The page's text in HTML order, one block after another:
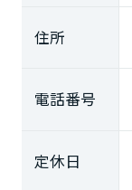
住所
電話番号
定休日
熊本県
大分県
宮崎県